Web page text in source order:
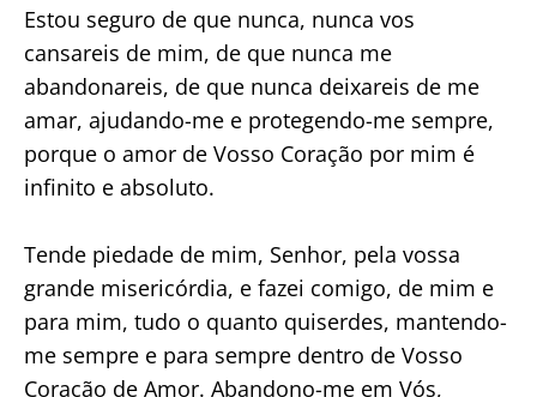
Estou seguro de que nunca, nunca vos
cansareis de mim, de que nunca me
abandonareis, de que nunca deixareis de me
amar, ajudando-me e protegendo-me sempre,
porque o amor de Vosso Coração por mim é
infinito e absoluto.
Tende piedade de mim, Senhor, pela vossa
grande misericórdia, e fazei comigo, de mim e
para mim, tudo o quanto quiserdes, mantendo-
me sempre e para sempre dentro de Vosso
Coração de Amor. Abandono-me em Vós,